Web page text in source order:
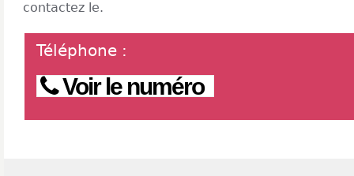
contactez le.
Téléphone :
Voir le numéro